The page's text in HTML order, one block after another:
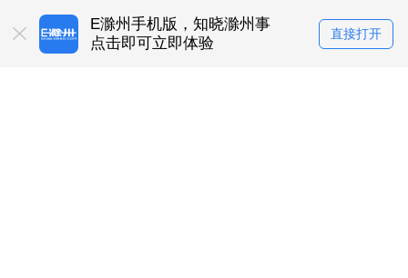
E滁州手机版，知晓滁州事
点击即可立即体验
直接打开